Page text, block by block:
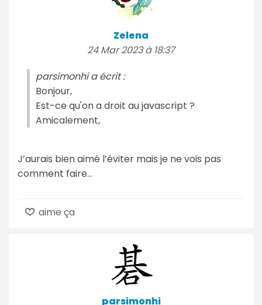
Zelena
24 Mar 2023 à 18:37
parsimonhi a écrit :
Bonjour,
Est-ce qu'on a droit au javascript ?
Amicalement,
J’aurais bien aimé l’éviter mais je ne vois pas
comment faire…
aime ça
parsimonhi